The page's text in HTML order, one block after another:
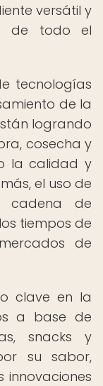
versátil y
de todo el
tecnologías
de la
logrando
cosecha y
la calidad y
el uso de
cadena de
tiempos de
de
clave en la
a base de
snacks y
su sabor,
innovaciones